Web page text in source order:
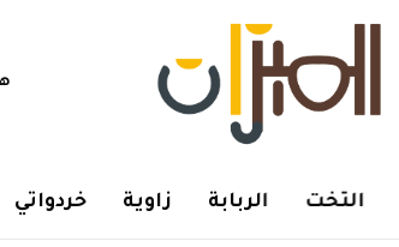
التخت الربابة زاوية خردواتي